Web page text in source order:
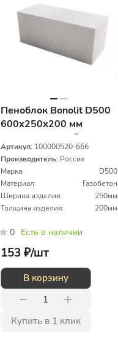
Пеноблок Bonolit D500
600х250х200 мм
газосиликатный
Артикул: 100000520-666
Производитель: Россия
Марка:
D500
Материал:
Газобетон
Ширина изделия:
250мм
Толщина изделия:
200мм
0 Есть в наличии
153 ₽/шт
В корзину
Купить в 1 клик